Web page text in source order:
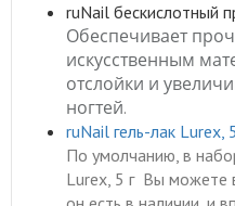
ruNail бескислотный
Обеспечивает
искусственным
отслойки и
ногтей.
ruNail гель-лак Lurex,
По умолчанию, в
Lurex, 5 г Вы можете